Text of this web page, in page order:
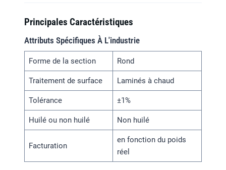
Principales Caractéristiques
Attributs Spécifiques À L'industrie
Forme de la section Rond
Traitement de surface Laminés à chaud
Tolérance ±1%
Huilé ou non huilé Non huilé
Facturation
en fonction du poids
réel